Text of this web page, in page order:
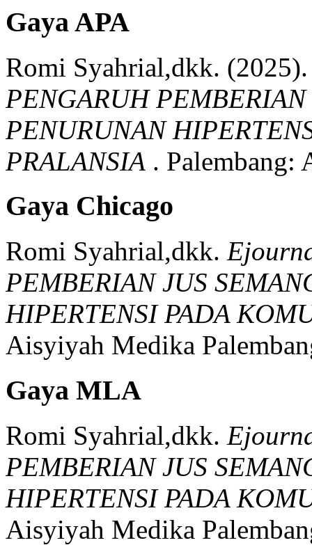
Gaya APA
Romi Syahrial,dkk. (2025).
PENGARUH
PENURUNAN
PRALANSIA . Palembang:
Gaya Chicago
Romi Syahrial,dkk.
PEMBERIAN JUS
HIPERTENSI PADA
Aisyiyah Medika
Gaya MLA
Romi Syahrial,dkk.
PEMBERIAN JUS
HIPERTENSI PADA
Aisyiyah Medika